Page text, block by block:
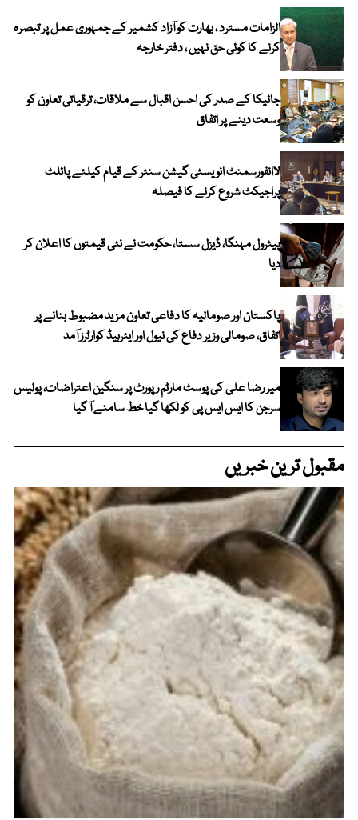
الزامات مسترد ، بھارت کو آزاد کشمیر کے جمہوری عمل پر تبصرہ
کرنے کا کوئی حق نہیں ، دفتر خارجہ
جائیکا کے صدر کی احسن اقبال سے ملاقات، ترقیاتی تعاون کو
وسعت دینے پر اتفاق
لاانفورسمنٹ انویسٹی گیشن سنٹر کے قیام کیلئے پائلٹ
پراجیکٹ شروع کرنے کا فیصلہ
پیٹرول مہنگا، ڈیزل سستا، حکومت نے نئی قیمتوں کا اعلان کر
دیا
پاکستان اور صومالیہ کا دفاعی تعاون مزید مضبوط بنانے پر
اتفاق، صومالی وزیر دفاع کی نیول اور ایئرہیڈ کوارٹرز آمد
میر رضا علی کی پوسٹ مارٹم رپورٹ پر سنگین اعتراضات، پولیس
سرجن کا ایس ایس پی کو لکھا گیا خط سامنے آ گیا
مقبول ترین خبریں